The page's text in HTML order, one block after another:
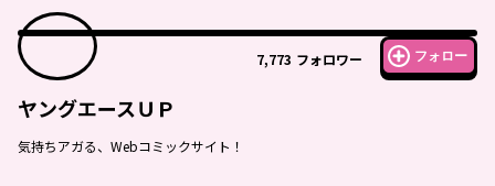
7,773 フォロワー フォロー
ヤングエースＵＰ
気持ちアガる、Webコミックサイト！